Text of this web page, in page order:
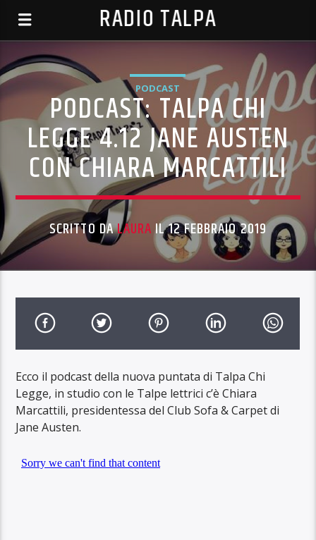
RADIO TALPA
PODCAST
PODCAST: TALPA CHI
LEGGE 4.12 JANE AUSTEN
CON CHIARA MARCATTILI
SCRITTO DALAURAIL 12 FEBBRAIO 2019
Ecco il podcast della nuova puntata di Talpa Chi
Legge, in studio con le Talpe lettrici c’è Chiara
Marcattili, presidentessa del Club Sofa & Carpet di
Jane Austen.